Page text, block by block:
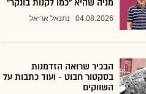
מניה שהיא "כמו לקנות בונקר"
04.08.2026 נתנאל אריאל
הבכיר שרואה הזדמנות
בסקטור חבוט - ועוד כתבות על
השווקים